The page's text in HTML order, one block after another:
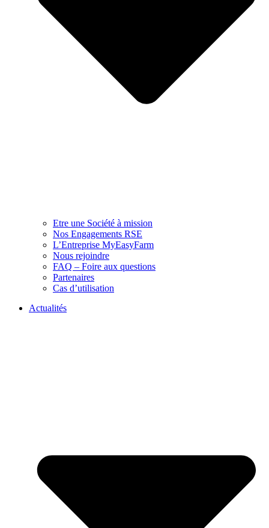
Etre une Société à mission
Nos Engagements RSE
L’Entreprise MyEasyFarm
Nous rejoindre
FAQ – Foire aux questions
Partenaires
Cas d’utilisation
Actualités